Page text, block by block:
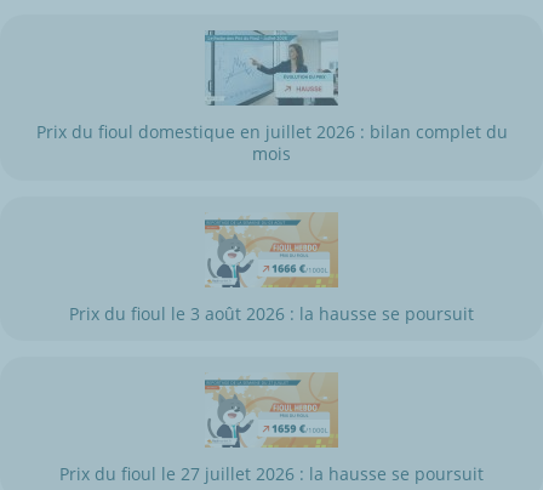
Prix du fioul domestique en juillet 2026 : bilan complet du
mois
Prix du fioul le 3 août 2026 : la hausse se poursuit
Prix du fioul le 27 juillet 2026 : la hausse se poursuit